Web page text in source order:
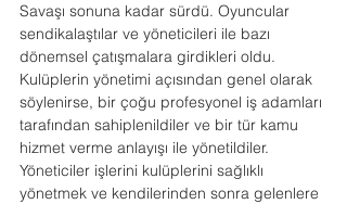
Savaşı sonuna kadar sürdü. Oyuncular
sendikalaştılar ve yöneticileri ile bazı
dönemsel çatışmalara girdikleri oldu.
Kulüplerin yönetimi açısından genel olarak
söylenirse, bir çoğu profesyonel iş adamları
tarafından sahiplenildiler ve bir tür kamu
hizmet verme anlayışı ile yönetildiler.
Yöneticiler işlerini kulüplerini sağlıklı
yönetmek ve kendilerinden sonra gelenlere